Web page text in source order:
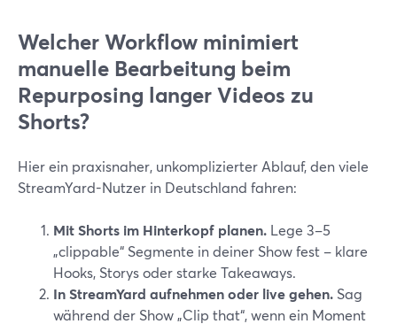
Welcher Workflow minimiert
manuelle Bearbeitung beim
Repurposing langer Videos zu
Shorts?
Hier ein praxisnaher, unkomplizierter Ablauf, den viele
StreamYard-Nutzer in Deutschland fahren:
Mit Shorts im Hinterkopf planen. Lege 3–5
„clippable“ Segmente in deiner Show fest – klare
Hooks, Storys oder starke Takeaways.
In StreamYard aufnehmen oder live gehen. Sag
während der Show „Clip that“, wenn ein Moment